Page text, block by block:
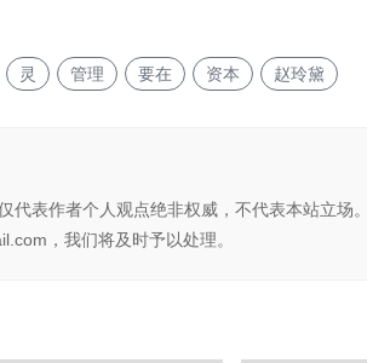
灵 管理 要在 资本 赵玲黛
代表作者个人观点绝非权威，不代表本站立场
，我们将及时予以处理。